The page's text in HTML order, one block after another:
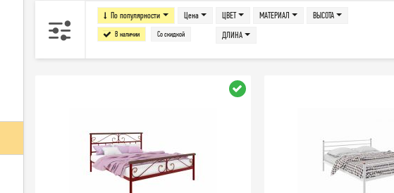
По популярности Цена
В наличии Со скидкой
ЦВЕТ МАТЕРИАЛ
ВЫСОТА
ДЛИНА